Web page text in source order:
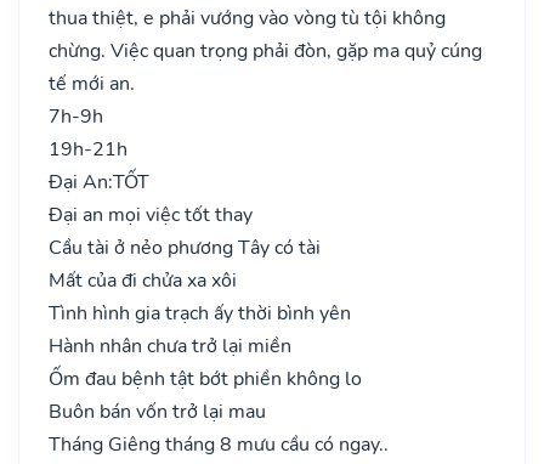
thua thiệt, e phải vướng vào vòng tù tội không
chừng. Việc quan trọng phải đòn, gặp ma quỷ cúng
tế mới an.
7h-9h
19h-21h
Đại An:TỐT
Đại an mọi việc tốt thay
Cầu tài ở nẻo phương Tây có tài
Mất của đi chửa xa xôi
Tình hình gia trạch ấy thời bình yên
Hành nhân chưa trở lại miền
Ốm đau bệnh tật bớt phiền không lo
Buôn bán vốn trở lại mau
Tháng Giêng tháng 8 mưu cầu có ngay..